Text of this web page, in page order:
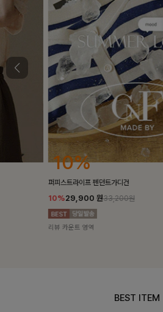
25%
밴스트라이프 스트링원피스
25%35,100 원46,800원
리뷰 카운트 영역
BEST ITEM